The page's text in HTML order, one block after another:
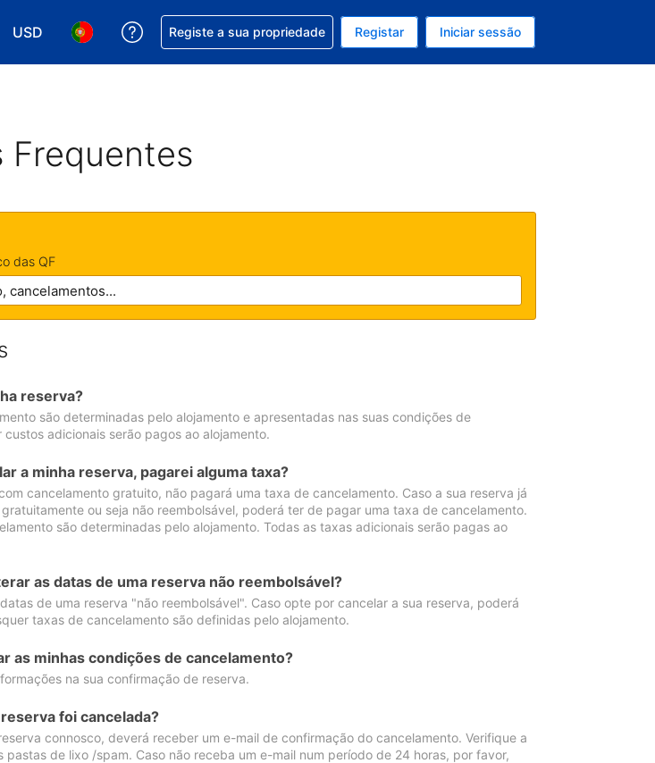
USD
Escolha a sua moeda. A sua moeda atual é Dólar dos EUA
Escolha o seu idioma. O seu idioma atual é Português
Obtenha ajuda com a sua reserva
Registe a sua propriedade Registar Iniciar sessão
Frequentes
das QF
reserva?
são determinadas pelo alojamento e apresentadas nas suas condições de
adicionais serão pagos ao alojamento.
a minha reserva, pagarei alguma taxa?
cancelamento gratuito, não pagará uma taxa de cancelamento. Caso a sua reserva já
ou seja não reembolsável, poderá ter de pagar uma taxa de cancelamento.
são determinadas pelo alojamento. Todas as taxas adicionais serão pagas ao
as datas de uma reserva não reembolsável?
de uma reserva "não reembolsável". Caso opte por cancelar a sua reserva, poderá
taxas de cancelamento são definidas pelo alojamento.
as minhas condições de cancelamento?
na sua confirmação de reserva.
foi cancelada?
connosco, deverá receber um e-mail de confirmação do cancelamento. Verifique a
pastas de lixo /spam. Caso não receba um e-mail num período de 24 horas, por favor,